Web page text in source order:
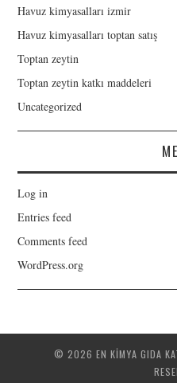
Havuz kimyasalları izmir
Havuz kimyasalları toptan satış
Toptan zeytin
Toptan zeytin katkı maddeleri
Uncategorized
Log in
Entries feed
Comments feed
WordPress.org
© 2026 EN KİMYA GIDA